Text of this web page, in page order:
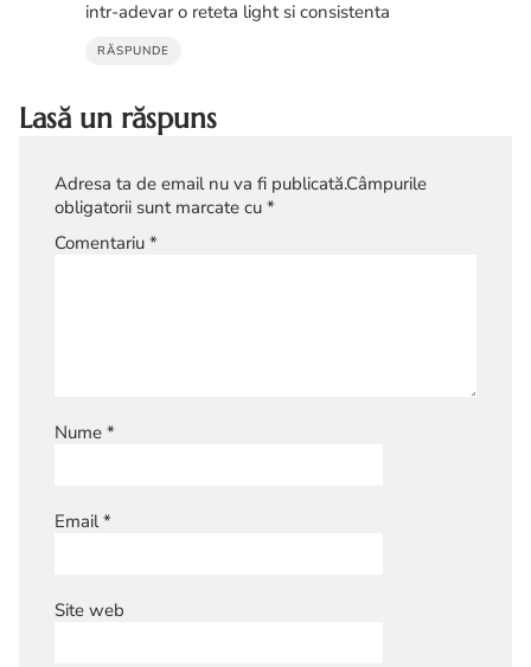
intr-adevar o reteta light si consistenta
RĂSPUNDE
Lasă un răspuns
Adresa ta de email nu va fi publicată.Câmpurile
obligatorii sunt marcate cu *
Comentariu *
Nume *
Email*
Site web